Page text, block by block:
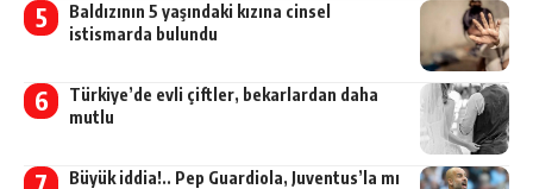
Baldızının 5 yaşındaki kızına cinsel
istismarda bulundu
Türkiye’de evli çiftler, bekarlardan daha
mutlu
Büyük iddia!.. Pep Guardiola, Juventus’la mı